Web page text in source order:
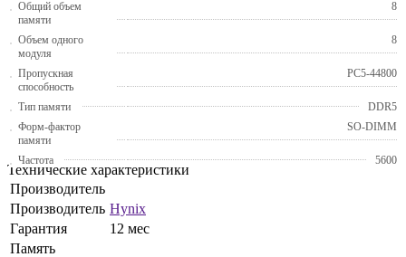
Общий объем
памяти
8
Объем одного
модуля
8
Пропускная
способность
PC5-44800
Тип памяти
DDR5
Форм-фактор
памяти
SO-DIMM
Частота 5600
Технические характеристики
Производитель
Производитель Hynix
Гарантия
12 мес
Память